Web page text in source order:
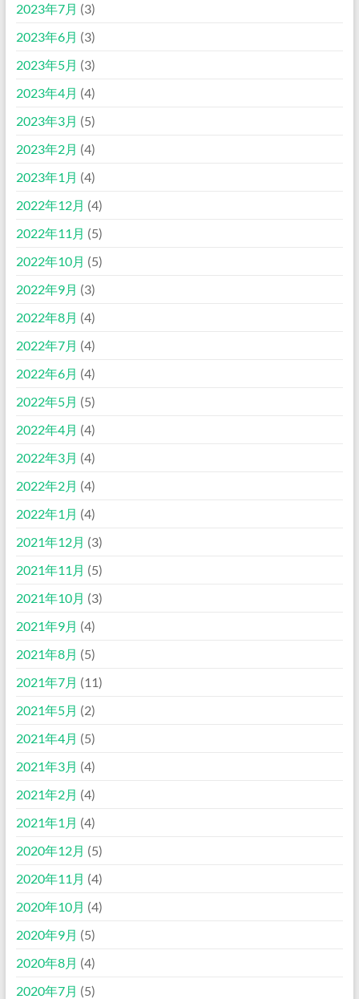
2023年7月 (3)
2023年6月 (3)
2023年5月 (3)
2023年4月 (4)
2023年3月 (5)
2023年2月 (4)
2023年1月 (4)
2022年12月 (4)
2022年11月 (5)
2022年10月 (5)
2022年9月 (3)
2022年8月 (4)
2022年7月 (4)
2022年6月 (4)
2022年5月 (5)
2022年4月 (4)
2022年3月 (4)
2022年2月 (4)
2022年1月 (4)
2021年12月 (3)
2021年11月 (5)
2021年10月 (3)
2021年9月 (4)
2021年8月 (5)
2021年7月 (11)
2021年5月 (2)
2021年4月 (5)
2021年3月 (4)
2021年2月 (4)
2021年1月 (4)
2020年12月 (5)
2020年11月 (4)
2020年10月 (4)
2020年9月 (5)
2020年8月 (4)
2020年7月 (5)